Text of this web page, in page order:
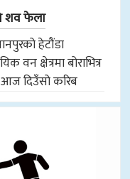
शव फेला
हेटौंडा
वन क्षेत्रमा बोराभित्र
दिउँसो करिब